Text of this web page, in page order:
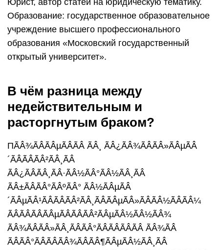
Юрист, автор статей на юридическую тематику.
Образование: государственное образовательное
учреждение высшего профессионального
образования «Московский государственный
открытый университет».
В чём разница между
недействительным и
расторгнутым браком?
ПÃÂ¾ÃÂÃÂµÃÂÃÂ ÃÂ¸ ÃÂ¿ÃÂ¾ÃÂÃÂ»ÃÂµÃÂ
´ÃÂÃÂÃÂ²ÃÂ¸ÃÂ
ÃÂ¿ÃÂÃÂ¸ÃÂ·ÃÂ½ÃÂ°ÃÂ½ÃÂ¸ÃÂ
ÃÂ±ÃÂÃÂ°ÃÂºÃÂ° ÃÂ½ÃÂµÃÂ
´ÃÂµÃÂ¹ÃÂÃÂÃÂ²ÃÂ¸ÃÂÃÂµÃÂ»ÃÂÃÂ½ÃÂÃÂ¼
ÃÂÃÂÃÂÃÂµÃÂÃÂÃÂ²ÃÂµÃÂ½ÃÂ½ÃÂ¾
ÃÂ¾ÃÂÃÂ»ÃÂ¸ÃÂÃÂ°ÃÂÃÂÃÂÃÂ ÃÂ¾ÃÂ
ÃÂÃÂ°ÃÂÃÂÃÂ¾ÃÂÃÂ¶ÃÂµÃÂ½ÃÂ¸ÃÂ